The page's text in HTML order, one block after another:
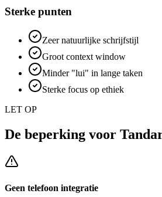
Sterke punten
Zeer natuurlijke schrijfstijl
Groot context window
Minder "lui" in lange taken
Sterke focus op ethiek
LET OP
De beperking voor
Geen telefoon integratie